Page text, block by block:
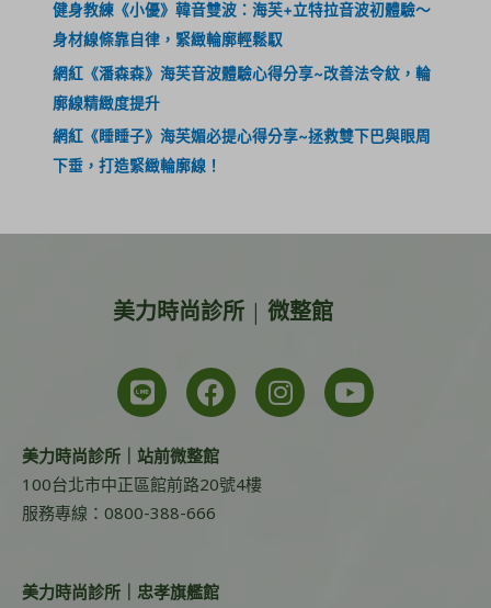
健身教練《小優》韓音雙波：海芙+立特拉音波初體驗～
身材線條靠自律，緊緻輪廓輕鬆馭
網紅《潘森森》海芙音波體驗心得分享~改善法令紋，輪
廓線精緻度提升
網紅《睡睡子》海芙媚必提心得分享~拯救雙下巴與眼周
下垂，打造緊緻輪廓線！
美力時尚診所 | 微整館
美力時尚診所｜站前微整館
100台北市中正區館前路20號4樓
服務專線：0800-388-666
美力時尚診所｜忠孝旗艦館